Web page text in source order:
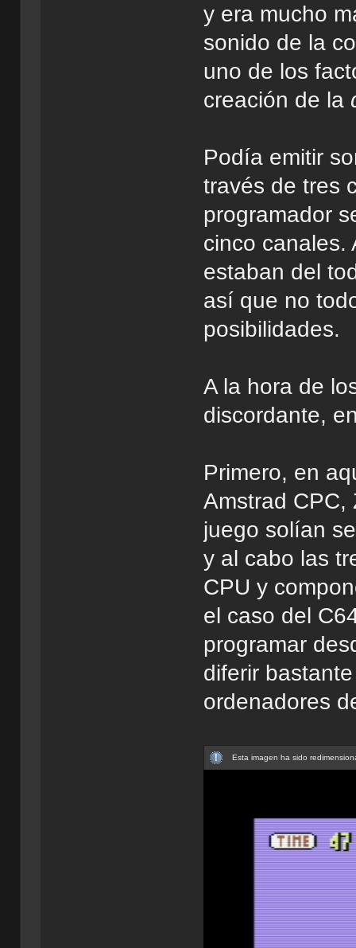
y era mucho
sonido de la
uno de los
creación de la
Podía emitir
través de tres
programador
cinco canales.
estaban del
así que no
posibilidades.
A la hora de
discordante,
Primero, en
Amstrad CPC,
juego solían
y al cabo las
CPU y
el caso del
programar
diferir
ordenadores
Esta imagen ha sido